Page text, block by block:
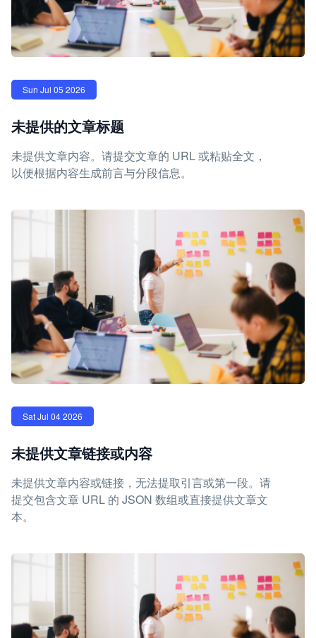
Sun Jul 05 2026
未提供的文章标题
未提供文章内容。请提交文章的 URL 或粘贴全文，
以便根据内容生成前言与分段信息。
Sat Jul 04 2026
未提供文章链接或内容
未提供文章内容或链接，无法提取引言或第一段。请
提交包含文章 URL 的 JSON 数组或直接提供文章文
本。